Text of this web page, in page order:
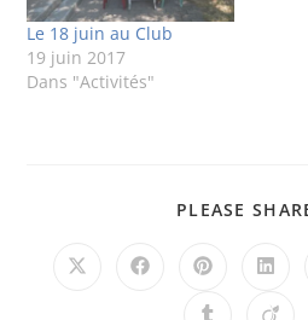
Le 18 juin au Club
19 juin 2017
Dans "Activités"
PLEASE